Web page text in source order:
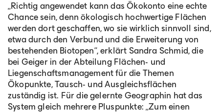
„Richtig angewendet kann das Ökokonto eine echte
Chance sein, denn ökologisch hochwertige Flächen
werden dort geschaffen, wo sie wirklich sinnvoll sind,
etwa durch den Verbund und die Erweiterung von
bestehenden Biotopen“, erklärt Sandra Schmid, die
bei Geiger in der Abteilung Flächen- und
Liegenschaftsmanagement für die Themen
Ökopunkte, Tausch- und Ausgleichsflächen
zuständig ist. Für die gelernte Geographin hat das
System gleich mehrere Pluspunkte: „Zum einen